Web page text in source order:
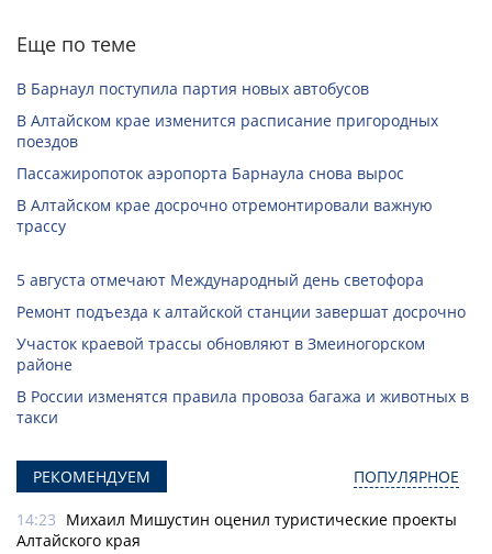
Еще по теме
В Барнаул поступила партия новых автобусов
В Алтайском крае изменится расписание пригородных
поездов
Пассажиропоток аэропорта Барнаула снова вырос
В Алтайском крае досрочно отремонтировали важную
трассу
5 августа отмечают Международный день светофора
Ремонт подъезда к алтайской станции завершат досрочно
Участок краевой трассы обновляют в Змеиногорском
районе
В России изменятся правила провоза багажа и животных в
такси
РЕКОМЕНДУЕМ ПОПУЛЯРНОЕ
14:23 Михаил Мишустин оценил туристические проекты
Алтайского края